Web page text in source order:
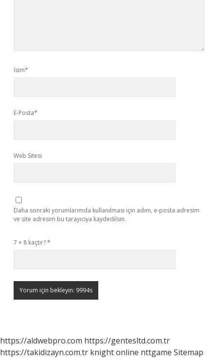
İsim*
E-Posta*
Web Sitesi
Daha sonraki yorumlarımda kullanılması için adım, e-posta adresim
ve site adresim bu tarayıcıya kaydedilsin.
7 + 8 kaçtır?*
https://aldwebpro.com https://gentesltd.com.tr
https://takidizayn.com.tr knight online nttgame Sitemap